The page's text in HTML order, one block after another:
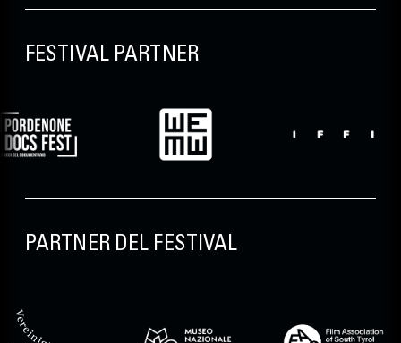
FESTIVAL PARTNER
PARTNER DEL FESTIVAL